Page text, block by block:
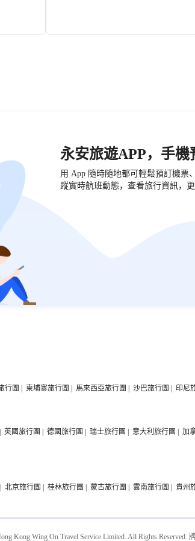
以親子
永安旅遊APP，手
用 App 隨時隨地都可輕鬆預訂機票
蹤實時航班動態，查看旅行資訊，
行團 | 柬埔寨旅行團 | 馬來西亞旅行團 | 沙巴旅行團 | 印尼
| 英國旅行團 | 德國旅行團 | 瑞士旅行團 | 意大利旅行團 | 加
| 北京旅行團 | 桂林旅行團 | 蒙古旅行團 | 雲南旅行團 | 貴州
Kong Wing On Travel Service Limited. All Rights Reserved.